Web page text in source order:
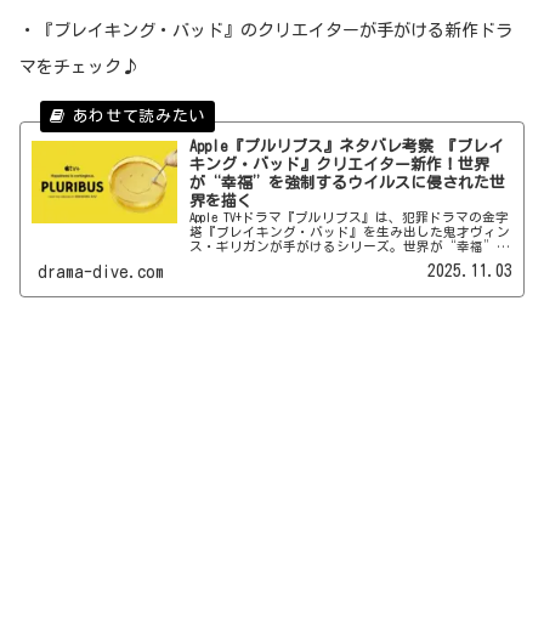
・『ブレイキング・バッド』のクリエイターが手がける新作ドラ
マをチェック♪
Apple『プルリブス』ネタバレ考察 『ブレイ
キング・バッド』クリエイター新作！世界
が“幸福”を強制するウイルスに侵された世
界を描く
Apple TV+ドラマ『プルリブス』は、犯罪ドラマの金字
塔『ブレイキング・バッド』を生み出した鬼才ヴィン
ス・ギリガンが手がけるシリーズ。世界が“幸福”を
強制するウイルスに侵された世界で何が起きるのか、
キャストやあらすじの紹介に加え、ネタバレなしの感
drama-dive.com 2025.11.03